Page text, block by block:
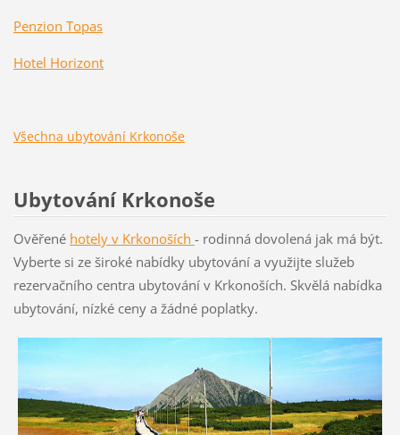
Penzion Topas
Hotel Horizont
Všechna ubytování Krkonoše
Ubytování Krkonoše
Ověřené hotely v Krkonoších - rodinná dovolená jak má být.
Vyberte si ze široké nabídky ubytování a využijte služeb
rezervačního centra ubytování v Krkonoších. Skvělá nabídka
ubytování, nízké ceny a žádné poplatky.